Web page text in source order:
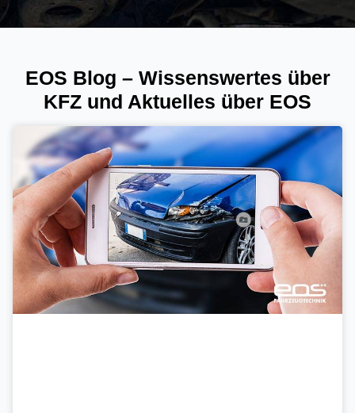
EOS Blog – Wissenswertes über
KFZ und Aktuelles über EOS